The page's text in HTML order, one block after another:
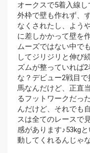
オークスで5着入線
外枠で壁も作れず、
なくされたし、よう
に差しかかって壁を
ムーズではない中で
してジリジリと伸び
ズムが整っていれば
な？デビュー2戦目
馬なんだけど、正直
るフットワークだっ
んだけど、それでも
スは全てのレースで
感があります♪53kg
動してくれるんじゃ